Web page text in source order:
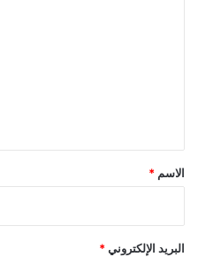
*
الاسم *
البريد الإلكتروني *